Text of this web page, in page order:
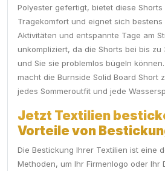
Polyester gefertigt, bietet diese
Tragekomfort und eignet sich
Aktivitäten und entspannte Tage am
unkompliziert, da die Shorts bei bis zu
und Sie sie problemlos bügeln
macht die Burnside Solid Board Short
jedes Sommeroutfit und jede
Jetzt Textilien
Vorteile von
Die Bestickung Ihrer Textilien ist eine
Methoden, um Ihr Firmenlogo oder Ihr